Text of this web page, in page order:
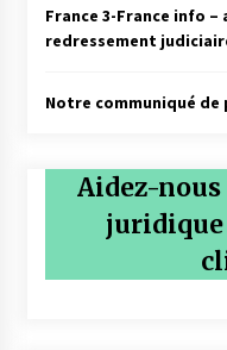
France 3-France info
redressement
Notre communiqué de
Aidez-